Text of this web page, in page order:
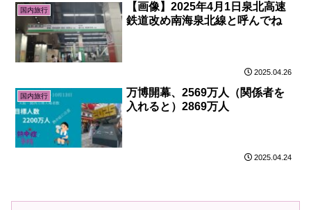
国内旅行
【画像】2025年4月1日泉北高速
鉄道改め南海泉北線と呼んでね
2025.04.26
国内旅行
万博開幕、2569万人（関係者を
入れると）2869万人
2025.04.24